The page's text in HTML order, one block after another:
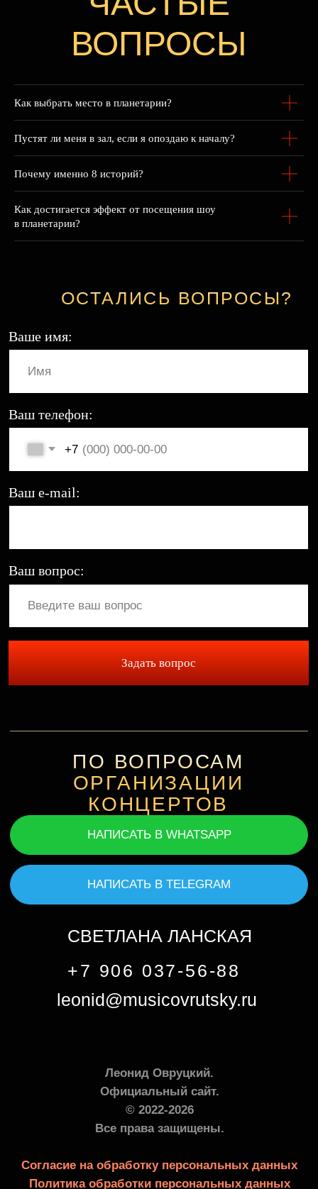
Как выбрать место в планетарии?
Пустят ли меня в зал, если я опоздаю к началу?
Почему именно 8 историй?
Как достигается эффект от посещения шоу
в планетарии?
ИП Овруцкий Л.И.
ОГРНИП 310774606400581
Королёва, д.8, корп.2
Политика обработки персональных данных